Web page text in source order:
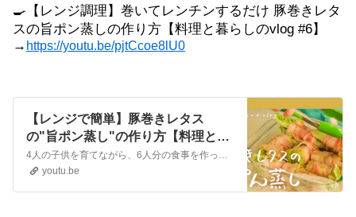
🍳 【レンジ調理】巻いてレンチンするだけ 豚巻きレタ
スの旨ポン蒸しの作り方【料理と暮らしのvlog #6】
→ https://youtu.be/pjtCcoe8lU0
【レンジで簡単】豚巻きレタス
の"旨ポン蒸し"の作り方【料理と暮
らしのvlog #6】｜クラシル
4人の子供を育てながら、6人分の食事を作っている松山さん。時短で節約にもなって最高に美味しいレシピを紹介してもらいました。今回は、レンジで簡単にできる豚巻きレタスの旨ポン蒸しの作り方を教えていただきました。▼松山絵美さんInstagram：https://www.instagram.com/emi.sake/T...
youtu.be